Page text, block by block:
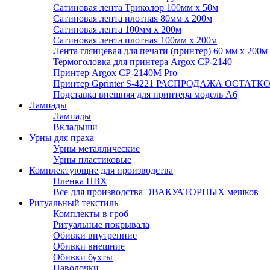
Сатиновая лента Триколор 100мм х 50м
Сатиновая лента плотная 80мм х 200м
Сатиновая лента 100мм х 200м
Сатиновая лента плотная 100мм х 200м
Лента глянцевая для печати (принтер) 60 мм х 200м
Термоголовка для принтера Argox CP-2140
Принтер Argox CP-2140M Pro
Принтер Gprinter S-4221 РАСПРОДАЖА
Подставка внешняя для принтера модель А6
Лампады
Лампады
Вкладыши
Урны для праха
Урны металлические
Урны пластиковые
Комплектующие для производства
Пленка ПВХ
Все для производства ЭВАКУАТОРНЫХ мешков
Ритуальный текстиль
Комплекты в гроб
Ритуальные покрывала
Обивки внутренние
Обивки внешние
Обивки бухты
Наволочки